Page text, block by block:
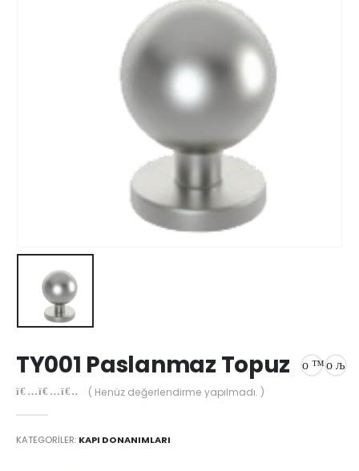
TY001 Paslanmaz Topuz
( Henüz değerlendirme yapılmadı. )
KATEGORILER: KAPI DONANIMLARI